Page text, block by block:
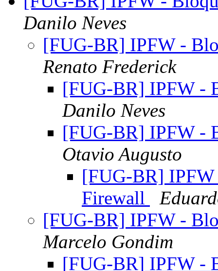
Danilo Neves
[FUG-BR] IPFW -
Renato Frederick
[FUG-BR] IPFW -
Danilo Neves
[FUG-BR] IPFW -
Otavio Augusto
[FUG-BR]
Firewall
[FUG-BR] IPFW -
Marcelo Gondim
[FUG-BR] IPFW -